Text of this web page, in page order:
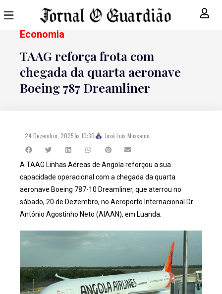
Economia
TAAG reforça frota com
chegada da quarta aeronave
Boeing 787 Dreamliner
24 Dezembro, 2025às 10:30 José Luís Mussemo
A TAAG Linhas Aéreas de Angola reforçou a sua
capacidade operacional com a chegada da quarta
aeronave Boeing 787-10 Dreamliner, que aterrou no
sábado, 20 de Dezembro, no Aeroporto Internacional Dr.
António Agostinho Neto (AIAAN), em Luanda.